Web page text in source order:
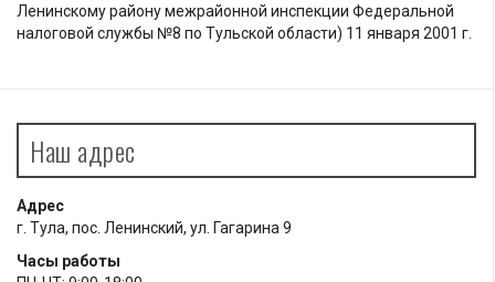
Ленинскому району межрайонной инспекции Федеральной
налоговой службы №8 по Тульской области) 11 января 2001 г.
Наш адрес
Адрес
г. Тула, пос. Ленинский, ул. Гагарина 9
Часы работы